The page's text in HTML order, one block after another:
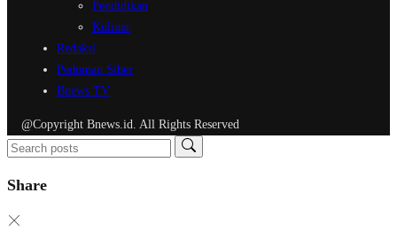
Pendidikan
Kuliner
Redaksi
Pedoman Siber
Bnews TV
@Copyright Bnews.id. All Rights Reserved
Share